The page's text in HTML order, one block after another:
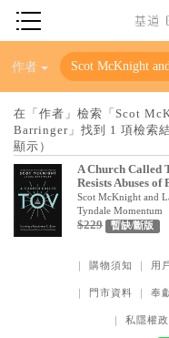
神學／教義
聖經
信仰入門
教會歷史
靈修／禱告
信徒生活
教會事工
分齡牧養
作者
在「作者」檢索「Scot
Barringer」找到 1 項檢索
顯示）
A Church Called
Resists Abuses
Scot McKnight and
Tyndale Momentum
$229 暫缺/斷版
｜ 購物須知 ｜ 用
｜ 門市資料 ｜ 奉
｜ 私隱權